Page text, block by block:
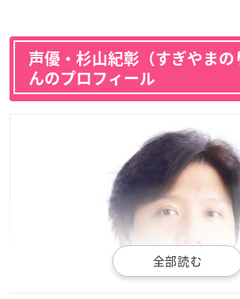
声優・杉山紀彰（すぎやまの
んのプロフィール